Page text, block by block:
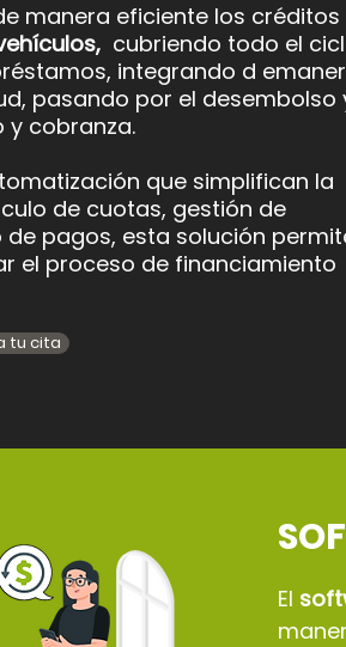
manera eficiente los créditos
cubriendo todo el
integrando d
pasando por el desembolso
y cobranza.
que simplifican la
de cuotas, gestión de
pagos, esta solución
el proceso de financiamiento
tu cita
El